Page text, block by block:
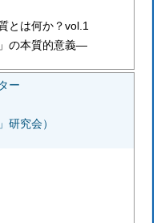
とは何か？vol.1
の本質的意義―
ー
研究会）